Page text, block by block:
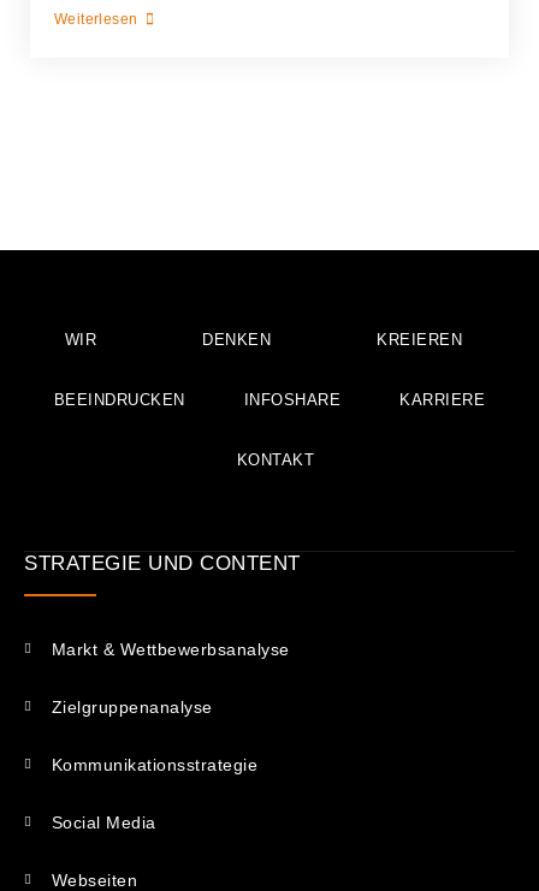
Weiterlesen
WIR DENKEN KREIEREN
BEEINDRUCKEN INFOSHARE KARRIERE
KONTAKT
STRATEGIE UND CONTENT
Markt & Wettbewerbsanalyse
Zielgruppenanalyse
Kommunikations­strategie
Social Media
Webseiten